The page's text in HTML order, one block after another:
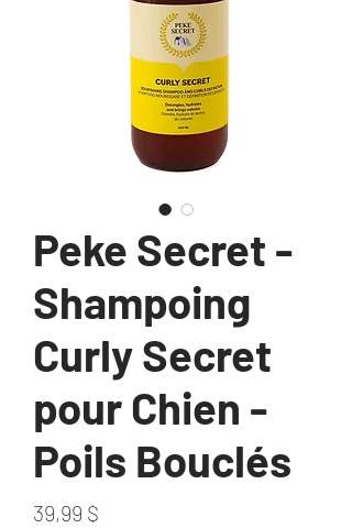
Peke Secret -
Shampoing
Curly Secret
pour Chien -
Poils Bouclés
39,99 $